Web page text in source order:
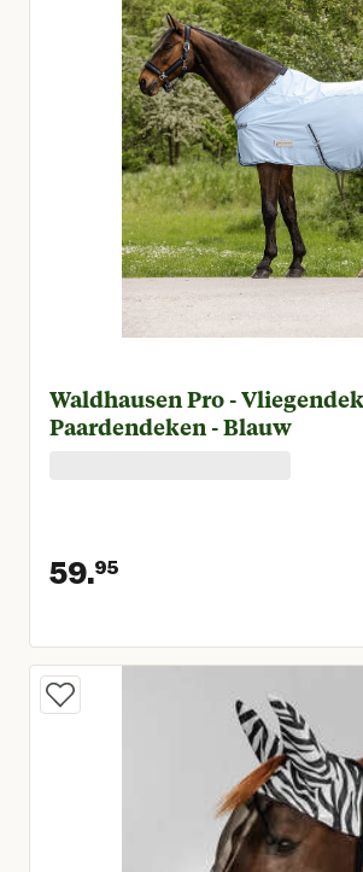
Waldhausen Pro -
Paardendeken - Blauw
59.95
Huidige prijs €